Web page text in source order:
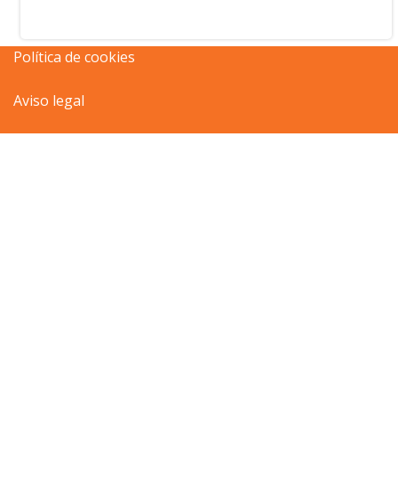
Política de cookies
Aviso legal